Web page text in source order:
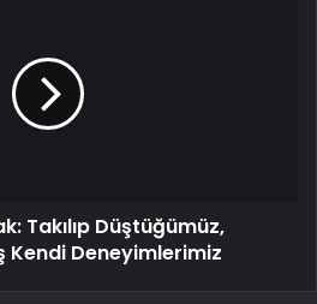
Takılıp Düştüğümüz,
Kendi Deneyimlerimiz